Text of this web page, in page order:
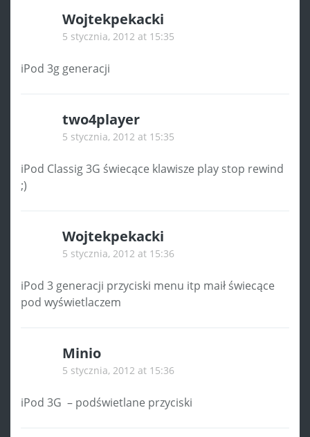
Wojtekpekacki
5 stycznia, 2012 at 15:35
iPod 3g generacji
two4player
5 stycznia, 2012 at 15:35
iPod Classig 3G świecące klawisze play stop rewind
;)
Wojtekpekacki
5 stycznia, 2012 at 15:36
iPod 3 generacji przyciski menu itp maił świecące
pod wyświetlaczem
Minio
5 stycznia, 2012 at 15:36
iPod 3G – podświetlane przyciski